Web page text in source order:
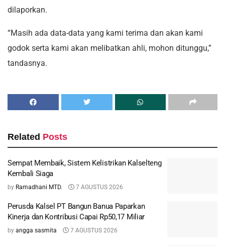
dilaporkan.
“Masih ada data-data yang kami terima dan akan kami
godok serta kami akan melibatkan ahli, mohon ditunggu,”
tandasnya.
Related Posts
Sempat Membaik, Sistem Kelistrikan Kalselteng
Kembali Siaga
by Ramadhani MTD. 7 AGUSTUS 2026
Perusda Kalsel PT Bangun Banua Paparkan
Kinerja dan Kontribusi Capai Rp50,17 Miliar
by angga sasmita 7 AGUSTUS 2026